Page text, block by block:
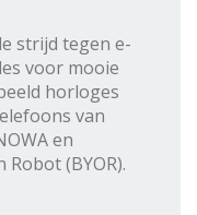
strijd tegen e-
voor mooie
horloges
van
en
(BYOR).